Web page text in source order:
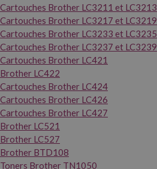
Cartouches Brother LC3211 et LC3213
Cartouches Brother LC3217 et LC3219
Cartouches Brother LC3233 et LC3235
Cartouches Brother LC3237 et LC3239
Cartouches Brother LC421
Brother LC422
Cartouches Brother LC424
Cartouches Brother LC426
Cartouches Brother LC427
Brother LC521
Brother LC527
Brother BTD108
Toners Brother TN1050